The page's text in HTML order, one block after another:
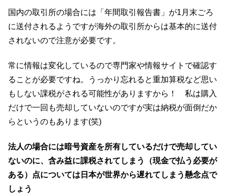
国内の取引所の場合には「年間取引報告書」が1月末ごろ
に送付されるようですが海外の取引所からは基本的に送付
されないので注意が必要です。
常に情報は変化しているので専門家や情報サイトで確認す
ることが必要ですね。うっかり忘れると重加算税など思い
もしない課税がされる可能性がありますから！ 私は購入
だけで一回も売却していないのですが実は納税が面倒だか
らというのもあります(笑)
法人の場合には暗号資産を所有しているだけで売却してい
ないのに、含み益に課税されてしまう（現金で払う必要が
ある）点については日本が世界から遅れてしまう懸念点で
しょう